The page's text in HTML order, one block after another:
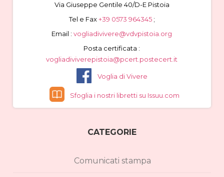
Via Giuseppe Gentile 40/D-E Pistoia
Tel e Fax+39 0573 964345 ;
Email : vogliadivivere@vdvpistoia.org
Posta certificata :
vogliadiviverepistoia@pcert.postecert.it
Voglia di Vivere
Sfoglia i nostri libretti su Issuu.com
CATEGORIE
Comunicati stampa